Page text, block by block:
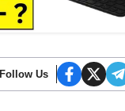
Follow Us